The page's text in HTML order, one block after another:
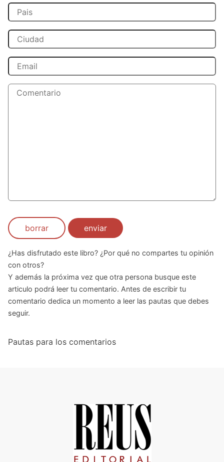
borrar enviar
¿Has disfrutado este libro? ¿Por qué no compartes tu opinión
con otros?
Y además la próxima vez que otra persona busque este
articulo podrá leer tu comentario. Antes de escribir tu
comentario dedica un momento a leer las pautas que debes
seguir.
Pautas para los comentarios